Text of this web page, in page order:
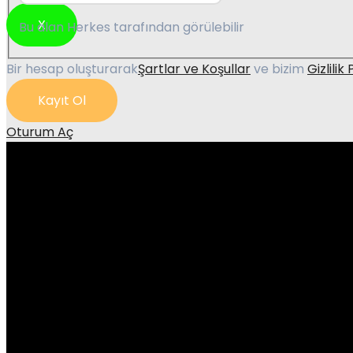
X
Bu alan Herkes tarafından görülebilir
Bir hesap oluşturarakŞartlar ve Koşullarve bizim Gizlilik
Kayıt Ol
Oturum Aç